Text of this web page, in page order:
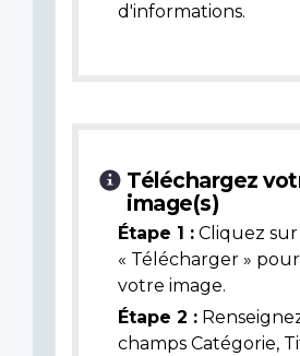
d'informations.
Téléchargez
image(s)
Étape 1 : Cliquez sur
« Télécharger »
votre image.
Étape 2 :
champs Catégorie,